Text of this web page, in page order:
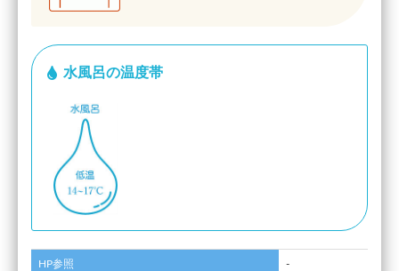
水風呂の温度帯
HP参照 -